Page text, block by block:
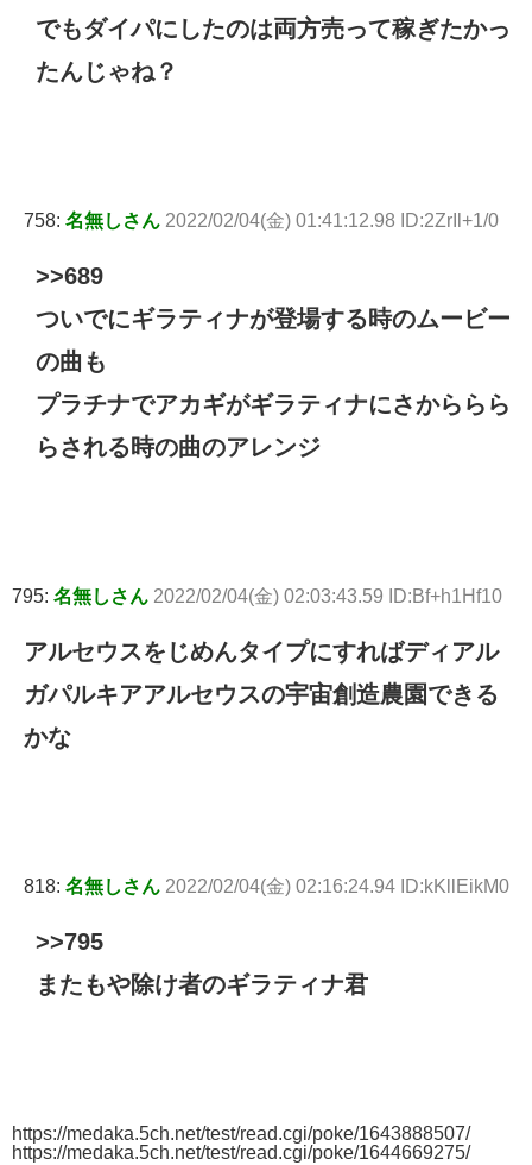
でもダイパにしたのは両方売って稼ぎたかっ
たんじゃね？
758: 名無しさん 2022/02/04(金) 01:41:12.98 ID:2ZrIl+1/0
>>689
ついでにギラティナが登場する時のムービー
の曲も
プラチナでアカギがギラティナにさかららら
らされる時の曲のアレンジ
795: 名無しさん 2022/02/04(金) 02:03:43.59 ID:Bf+h1Hf10
アルセウスをじめんタイプにすればディアル
ガパルキアアルセウスの宇宙創造農園できる
かな
818: 名無しさん 2022/02/04(金) 02:16:24.94 ID:kKllEikM0
>>795
またもや除け者のギラティナ君
https://medaka.5ch.net/test/read.cgi/poke/1643888507/
https://medaka.5ch.net/test/read.cgi/poke/1644669275/